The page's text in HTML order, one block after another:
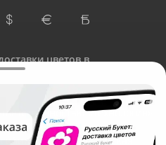
цветов в
«Технология»
ул. Ипподромская,